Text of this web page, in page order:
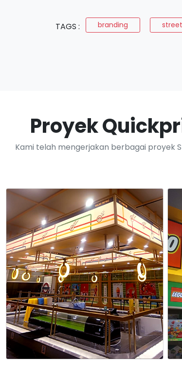
TAGS : branding
Proyek
Kami telah mengerjakan berbagai proyek